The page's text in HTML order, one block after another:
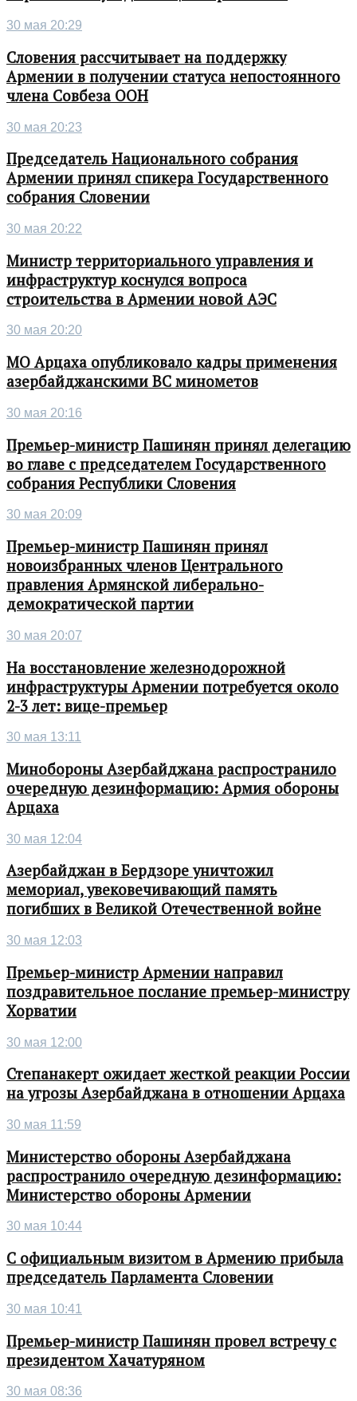
30 мая 20:29
Словения рассчитывает на поддержку
Армении в получении статуса непостоянного
члена Совбеза ООН
30 мая 20:23
Председатель Национального собрания
Армении принял спикера Государственного
собрания Словении
30 мая 20:22
Министр территориального управления и
инфраструктур коснулся вопроса
строительства в Армении новой АЭС
30 мая 20:20
МО Арцаха опубликовало кадры применения
азербайджанскими ВС минометов
30 мая 20:16
Премьер-министр Пашинян принял делегацию
во главе с председателем Государственного
собрания Республики Словения
30 мая 20:09
Премьер-министр Пашинян принял
новоизбранных членов Центрального
правления Армянской либерально-
демократической партии
30 мая 20:07
На восстановление железнодорожной
инфраструктуры Армении потребуется около
2-3 лет: вице-премьер
30 мая 13:11
Минобороны Азербайджана распространило
очередную дезинформацию: Армия обороны
Арцаха
30 мая 12:04
Азербайджан в Бердзоре уничтожил
мемориал, увековечивающий память
погибших в Великой Отечественной войне
30 мая 12:03
Премьер-министр Армении направил
поздравительное послание премьер-министру
Хорватии
30 мая 12:00
Степанакерт ожидает жесткой реакции России
на угрозы Азербайджана в отношении Арцаха
30 мая 11:59
Министерство обороны Азербайджана
распространило очередную дезинформацию:
Министерство обороны Армении
30 мая 10:44
С официальным визитом в Армению прибыла
председатель Парламента Словении
30 мая 10:41
Премьер-министр Пашинян провел встречу с
президентом Хачатуряном
30 мая 08:36